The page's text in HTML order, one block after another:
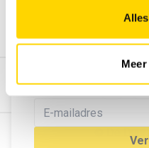
MELD U AAN
NIEUWSBRIEF
Blijf op de hoogte van
Bekijk hier de
© Dé